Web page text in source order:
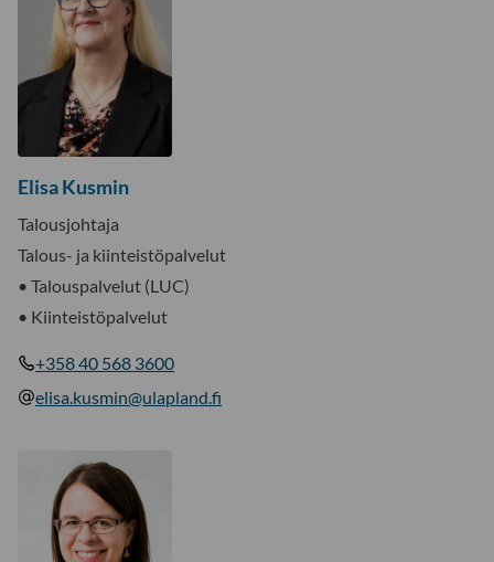
Elisa Kusmin
Talousjohtaja
Talous- ja kiinteistöpalvelut
• Talouspalvelut (LUC)
• Kiinteistöpalvelut
+358 40 568 3600
elisa.kusmin@ulapland.fi